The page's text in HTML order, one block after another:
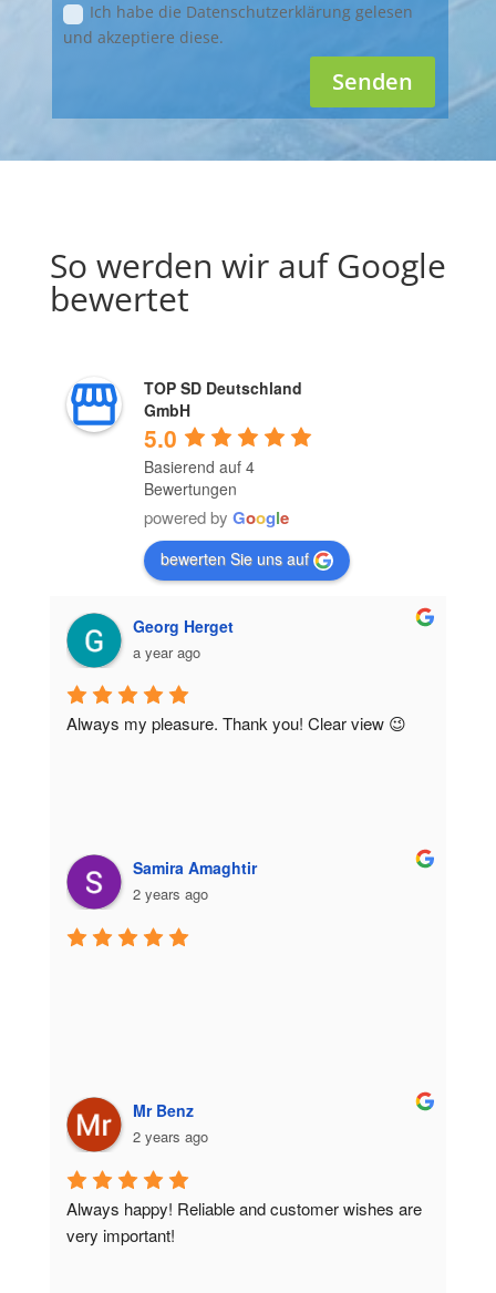
Ich habe die Datenschutzerklärung gelesen
und akzeptiere diese.
Senden
So werden wir auf Google
bewertet
TOP SD Deutschland
GmbH
5.0
Basierend auf 4
Bewertungen
powered by Google
bewerten Sie uns auf
Georg Herget
a year ago
Always my pleasure. Thank you! Clear view 😉
Samira Amaghtir
2 years ago
Mr Benz
2 years ago
Always happy! Reliable and customer wishes are
very important!